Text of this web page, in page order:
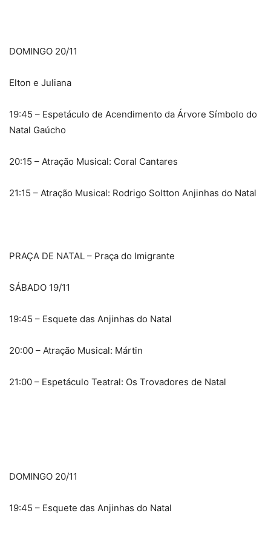
DOMINGO 20/11
Elton e Juliana
19:45 – Espetáculo de Acendimento da Árvore Símbolo do
Natal Gaúcho
20:15 – Atração Musical: Coral Cantares
21:15 – Atração Musical: Rodrigo Soltton Anjinhas do Natal
PRAÇA DE NATAL – Praça do Imigrante
SÁBADO 19/11
19:45 – Esquete das Anjinhas do Natal
20:00 – Atração Musical: Mártin
21:00 – Espetáculo Teatral: Os Trovadores de Natal
DOMINGO 20/11
19:45 – Esquete das Anjinhas do Natal